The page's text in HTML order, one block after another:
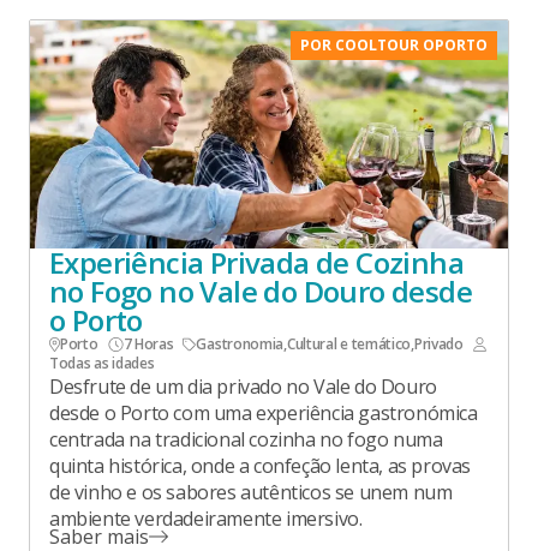
POR COOLTOUR OPORTO
Experiência Privada de Cozinha
no Fogo no Vale do Douro desde
o Porto
Porto 7 Horas Gastronomia,Cultural e temático,Privado
Todas as idades
Desfrute de um dia privado no Vale do Douro
desde o Porto com uma experiência gastronómica
centrada na tradicional cozinha no fogo numa
quinta histórica, onde a confeção lenta, as provas
de vinho e os sabores autênticos se unem num
ambiente verdadeiramente imersivo.
Saber mais